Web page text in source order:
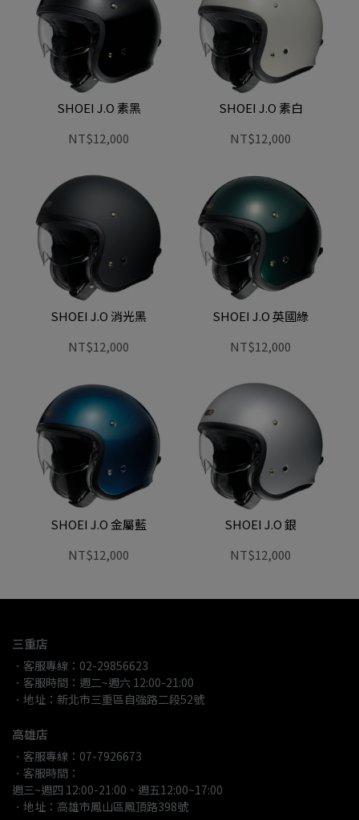
SHOEI J.O 素黑
NT$12,000
SHOEI J.O 素白
NT$12,000
SHOEI J.O 消光黑
NT$12,000
SHOEI J.O 英國綠
NT$12,000
SHOEI J.O 金屬藍
NT$12,000
SHOEI J.O 銀
NT$12,000
三重店
．客服專線：02-29856623
．客服時間：週二~週六 12:00-21:00
．地址：新北市三重區自強路二段52號
高雄店
．客服專線：07-7926673
．客服時間：
週三~週四 12:00-21:00、週五12:00~17:00
．地址：高雄市鳳山區鳳頂路398號